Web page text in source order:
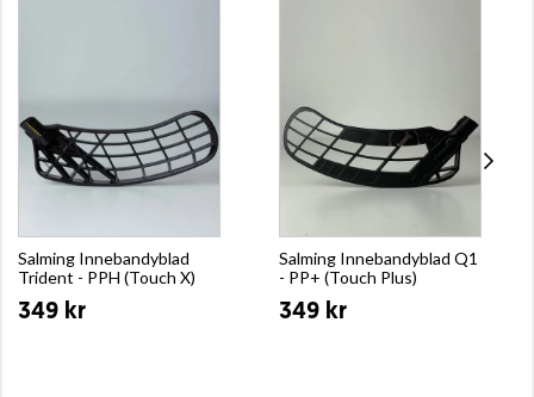
Salming Innebandyblad
Trident - PPH (Touch X)
349 kr
Salming Innebandyblad Q1
- PP+ (Touch Plus)
349 kr